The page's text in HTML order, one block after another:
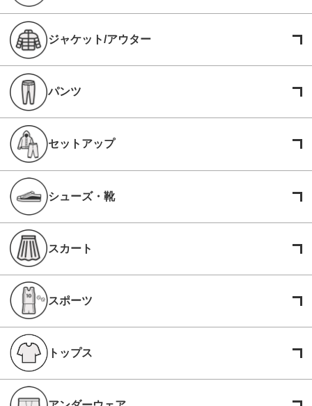
ジャケット/アウター
パンツ
セットアップ
シューズ・靴
スカート
スポーツ
トップス